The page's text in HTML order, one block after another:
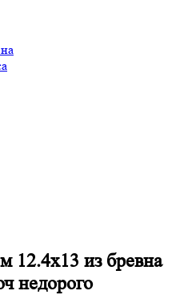
12.4х13 из бревна
недорого